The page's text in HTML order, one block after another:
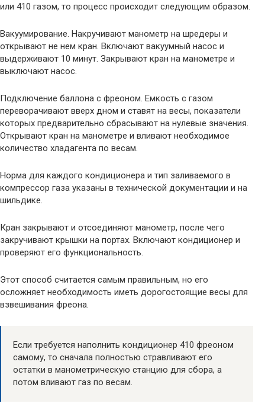
или 410 газом, то процесс происходит следующим образом.
Вакуумирование. Накручивают манометр на шредеры и
открывают не нем кран. Включают вакуумный насос и
выдерживают 10 минут. Закрывают кран на манометре и
выключают насос.
Подключение баллона с фреоном. Емкость с газом
переворачивают вверх дном и ставят на весы, показатели
которых предварительно сбрасывают на нулевые значения.
Открывают кран на манометре и вливают необходимое
количество хладагента по весам.
Норма для каждого кондиционера и тип заливаемого в
компрессор газа указаны в технической документации и на
шильдике.
Кран закрывают и отсоединяют манометр, после чего
закручивают крышки на портах. Включают кондиционер и
проверяют его функциональность.
Этот способ считается самым правильным, но его
осложняет необходимость иметь дорогостоящие весы для
взвешивания фреона.
Если требуется наполнить кондиционер 410 фреоном
самому, то сначала полностью стравливают его
остатки в манометрическую станцию для сбора, а
потом вливают газ по весам.